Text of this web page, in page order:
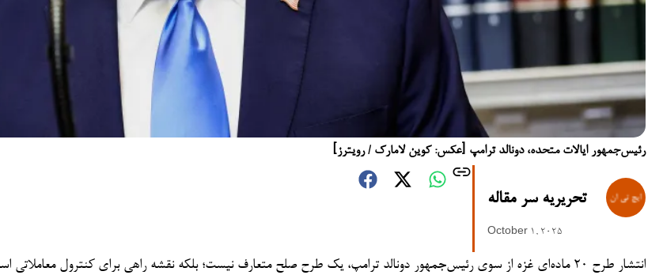
رئیس‌جمهور ایالات متحده، دونالد ترامپ [عکس: کوین لامارک / رویترز]
تحریریه سر مقاله
October 1, 2025
انتشار طرح ۲۰ ماده‌ای غزه از سوی رئیس‌جمهور دونالد ترامپ، یک طرح صلح متعارف نیست؛ بلکه نقشه‌ راهی برای کنترول